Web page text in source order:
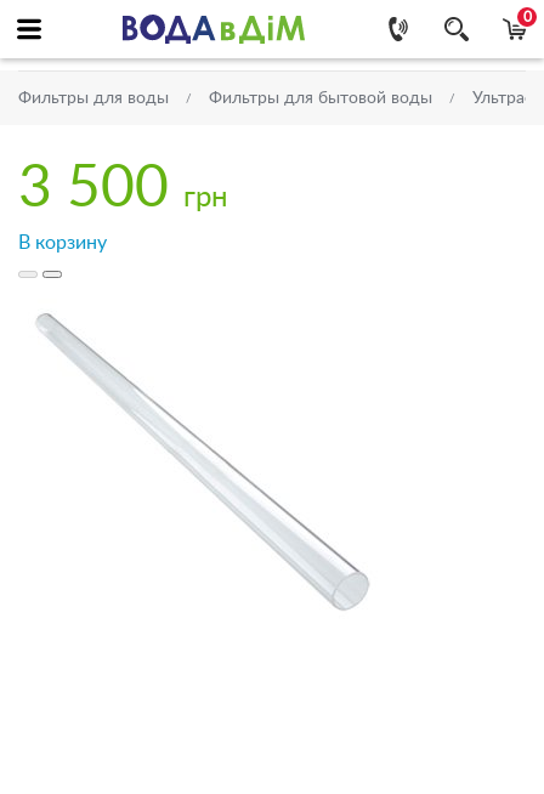
0
Фильтры для воды Фильтры для бытовой воды
3 500 грн
В корзину